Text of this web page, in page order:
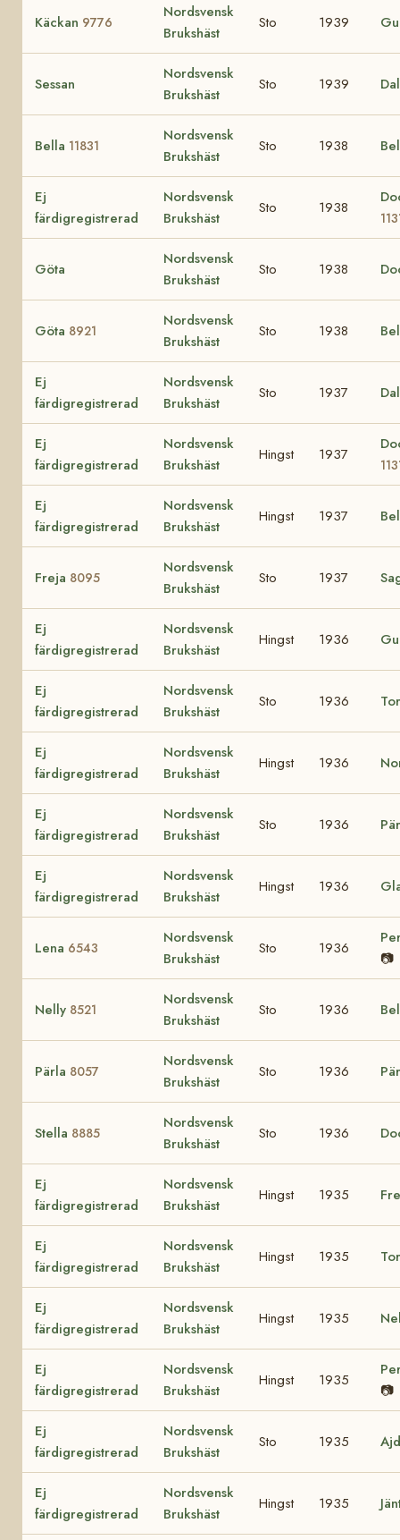
Käckan 9776
Nordsvensk
Brukshäst
Sto 1939
Sessan
Nordsvensk
Brukshäst
Sto 1939
Bella 11831
Nordsvensk
Brukshäst
Sto 1938
Ej
färdigregistrerad
Nordsvensk
Brukshäst
Sto 1938
Göta
Nordsvensk
Brukshäst
Sto 1938
Göta 8921
Nordsvensk
Brukshäst
Sto 1938
Ej
färdigregistrerad
Nordsvensk
Brukshäst
Sto 1937
Ej
färdigregistrerad
Nordsvensk
Brukshäst
Hingst 1937
Ej
färdigregistrerad
Nordsvensk
Brukshäst
Hingst 1937
Freja 8095
Nordsvensk
Brukshäst
Sto 1937
Ej
färdigregistrerad
Nordsvensk
Brukshäst
Hingst 1936
Ej
färdigregistrerad
Nordsvensk
Brukshäst
Sto 1936
Ej
färdigregistrerad
Nordsvensk
Brukshäst
Hingst 1936
Ej
färdigregistrerad
Nordsvensk
Brukshäst
Sto 1936
Ej
färdigregistrerad
Nordsvensk
Brukshäst
Hingst 1936
Lena 6543
Nordsvensk
Brukshäst
Sto 1936
📷
Nelly 8521
Nordsvensk
Brukshäst
Sto 1936
Pärla 8057
Nordsvensk
Brukshäst
Sto 1936
Stella 8885
Nordsvensk
Brukshäst
Sto 1936
Ej
färdigregistrerad
Nordsvensk
Brukshäst
Hingst 1935
Ej
färdigregistrerad
Nordsvensk
Brukshäst
Hingst 1935
Ej
färdigregistrerad
Nordsvensk
Brukshäst
Hingst 1935
Ej
färdigregistrerad
Nordsvensk
Brukshäst
Hingst 1935
📷
Ej
färdigregistrerad
Nordsvensk
Brukshäst
Sto 1935
Ej
färdigregistrerad
Nordsvensk
Brukshäst
Hingst 1935